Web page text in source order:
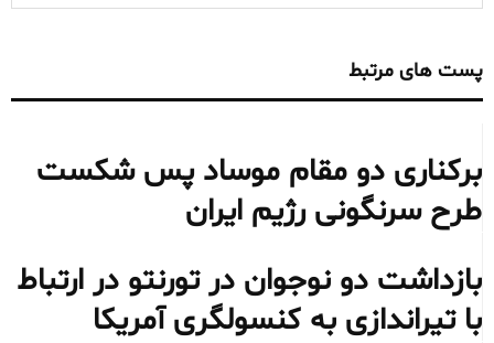
پست های مرتبط
برکناری دو مقام موساد پس شکست
طرح سرنگونی رژیم ایران
بازداشت دو نوجوان در تورنتو در ارتباط
با تیراندازی به کنسولگری آمریکا